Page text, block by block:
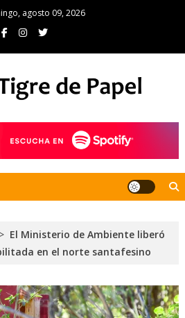
agosto 09, 2026
> El Ministerio de Ambiente liberó
en el norte santafesino